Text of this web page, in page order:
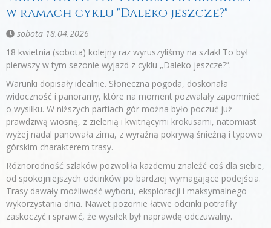
w ramach cyklu "Daleko jeszcze?"
sobota 18.04.2026
18 kwietnia (sobota) kolejny raz wyruszyliśmy na szlak! To był
pierwszy w tym sezonie wyjazd z cyklu „Daleko jeszcze?”.
Warunki dopisały idealnie. Słoneczna pogoda, doskonała
widoczność i panoramy, które na moment pozwalały zapomnieć
o wysiłku. W niższych partiach gór można było poczuć już
prawdziwą wiosnę, z zielenią i kwitnącymi krokusami, natomiast
wyżej nadal panowała zima, z wyraźną pokrywą śnieżną i typowo
górskim charakterem trasy.
Różnorodność szlaków pozwoliła każdemu znaleźć coś dla siebie,
od spokojniejszych odcinków po bardziej wymagające podejścia.
Trasy dawały możliwość wyboru, eksploracji i maksymalnego
wykorzystania dnia. Nawet pozornie łatwe odcinki potrafiły
zaskoczyć i sprawić, że wysiłek był naprawdę odczuwalny.